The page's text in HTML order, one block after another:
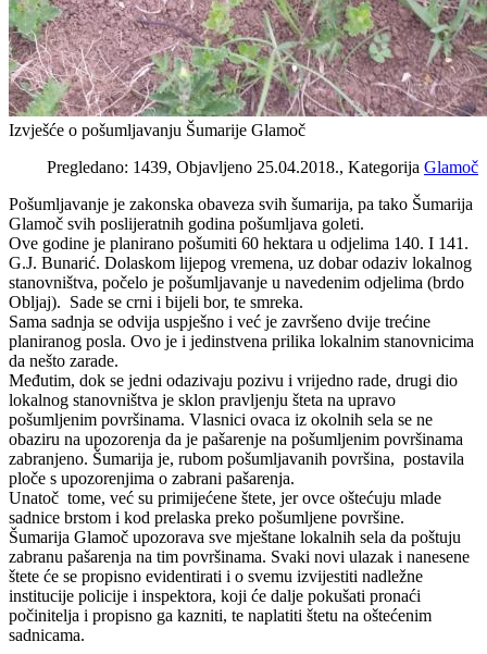
Izvješće o pošumljavanju Šumarije Glamoč
Pregledano: 1439, Objavljeno 25.04.2018., Kategorija Glamoč
Pošumljavanje je zakonska obaveza svih šumarija, pa tako Šumarija
Glamoč svih poslijeratnih godina pošumljava goleti.
Ove godine je planirano pošumiti 60 hektara u odjelima 140. I 141.
G.J. Bunarić. Dolaskom lijepog vremena, uz dobar odaziv lokalnog
stanovništva, počelo je pošumljavanje u navedenim odjelima (brdo
Obljaj). Sade se crni i bijeli bor, te smreka.
Sama sadnja se odvija uspješno i već je završeno dvije trećine
planiranog posla. Ovo je i jedinstvena prilika lokalnim stanovnicima
da nešto zarade.
Međutim, dok se jedni odazivaju pozivu i vrijedno rade, drugi dio
lokalnog stanovništva je sklon pravljenju šteta na upravo
pošumljenim površinama. Vlasnici ovaca iz okolnih sela se ne
obaziru na upozorenja da je pašarenje na pošumljenim površinama
zabranjeno. Šumarija je, rubom pošumljavanih površina, postavila
ploče s upozorenjima o zabrani pašarenja.
Unatoč tome, već su primijećene štete, jer ovce oštećuju mlade
sadnice brstom i kod prelaska preko pošumljene površine.
Šumarija Glamoč upozorava sve mještane lokalnih sela da poštuju
zabranu pašarenja na tim površinama. Svaki novi ulazak i nanesene
štete će se propisno evidentirati i o svemu izvijestiti nadležne
institucije policije i inspektora, koji će dalje pokušati pronaći
počinitelja i propisno ga kazniti, te naplatiti štetu na oštećenim
sadnicama.